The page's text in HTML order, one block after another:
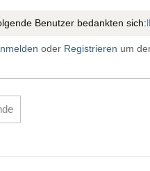
Benutzer bedankten sich:
oder Registrieren um